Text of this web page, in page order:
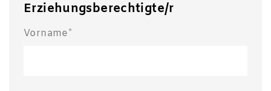
Erziehungsberechtigte/r
Vorname*